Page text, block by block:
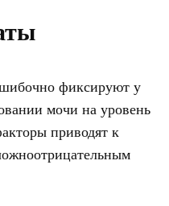
фиксируют у
мочи на уровень
приводят к